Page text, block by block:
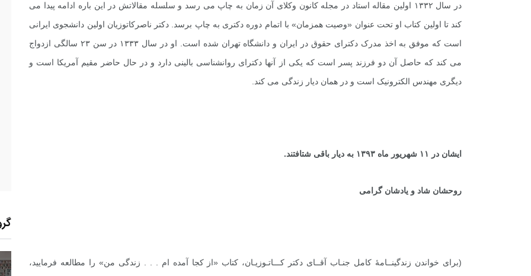
در سال ۱۳۳۲ اولین مقاله استاد در مجله کانون وکلاى آن زمان به چاپ مى رسد و سلسله مقالاتش در این باره ادامه پیدا مى
کند تا اولین کتاب او تحت عنوان «وصیت همزمان» با اتمام دوره دکترى به چاپ برسد. دکتر ناصرکاتوزیان اولین دانشجوى ایرانى
است که موفق به اخذ مدرک دکتراى حقوق در ایران و دانشگاه تهران شده است. او در سال ۱۳۳۳ در سن ۲۳ سالگى ازدواج
مى کند که حاصل آن دو فرزند پسر است که یکى از آنها دکتراى روانشناسى بالینى دارد و در حال حاضر مقیم آمریکا است و
دیگرى مهندس الکترونیک است و در همان دیار زندگى مى کند.
ایشان در ۱۱ شهریور ماه ۱۳۹۳ به دیار باقی شتافتند.
روحشان شاد و یادشان گرامی
(برای خواندن زندگینــامۀ کامل جنـاب آقــای دکتر کـــاتـوزیـان، کتاب «از کجا آمده ام . . . زندگی من» را مطالعه فرمایید،